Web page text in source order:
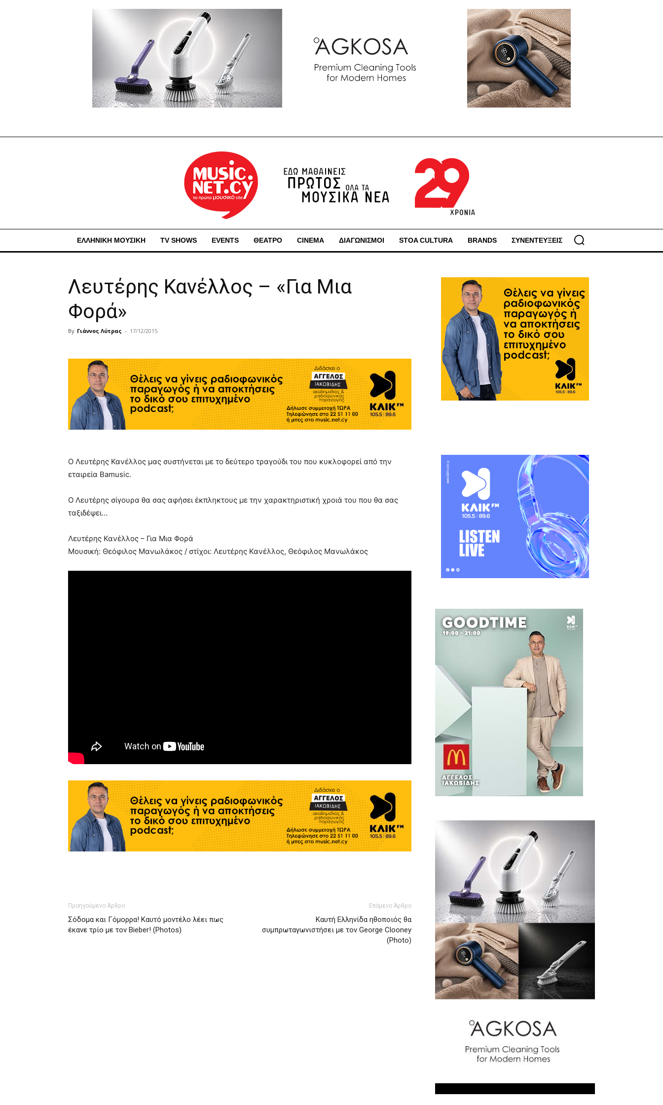
ΕΛΛΗΝΙΚΗ ΜΟΥΣΙΚΗ TV SHOWS EVENTS ΘΕΑΤΡΟ CINEMA ΔΙΑΓΩΝΙΣΜΟΙ STOA CULTURA BRANDS ΣΥΝΕΝΤΕΥΞΕΙΣ
Λευτέρης Κανέλλος – «Για Μια
Φορά»
By Γιάννος Λύτρας - 17/12/2015
Ο Λευτέρης Κανέλλος μας συστήνεται με το δεύτερο τραγούδι του που κυκλοφορεί από την
εταιρεία Βamusic.
Ο Λευτέρης σίγουρα θα σας αφήσει έκπληκτους με την χαρακτηριστική χροιά του που θα σας
ταξιδέψει…
Λευτέρης Κανέλλος – Για Μια Φορά
Μουσική: Θεόφιλος Μανωλάκος / στίχοι: Λευτέρης Κανέλλος, Θεόφιλος Μανωλάκος
Προηγούμενο Άρθρο
Σόδομα και Γόμορρα! Καυτό μοντέλο λέει πως
έκανε τρίο με τον Bieber! (Photos)
Επόμενο Άρθρο
Καυτή Ελληνίδα ηθοποιός θα
συμπρωταγωνιστήσει με τον George Clooney
(Photo)